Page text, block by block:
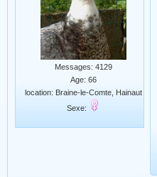
Messages: 4129
Age: 66
location: Braine-le-Comte, Hainaut
Sexe: